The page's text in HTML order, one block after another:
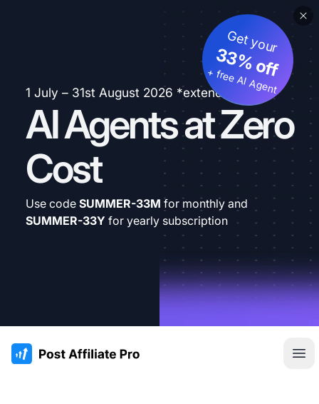
1 July – 31st August 2026 *extended
AI Agents at Zero
Cost
Get your
33% off
+ free AI Agent
Use code SUMMER-33M for monthly and
SUMMER-33Y for yearly subscription
:site.title